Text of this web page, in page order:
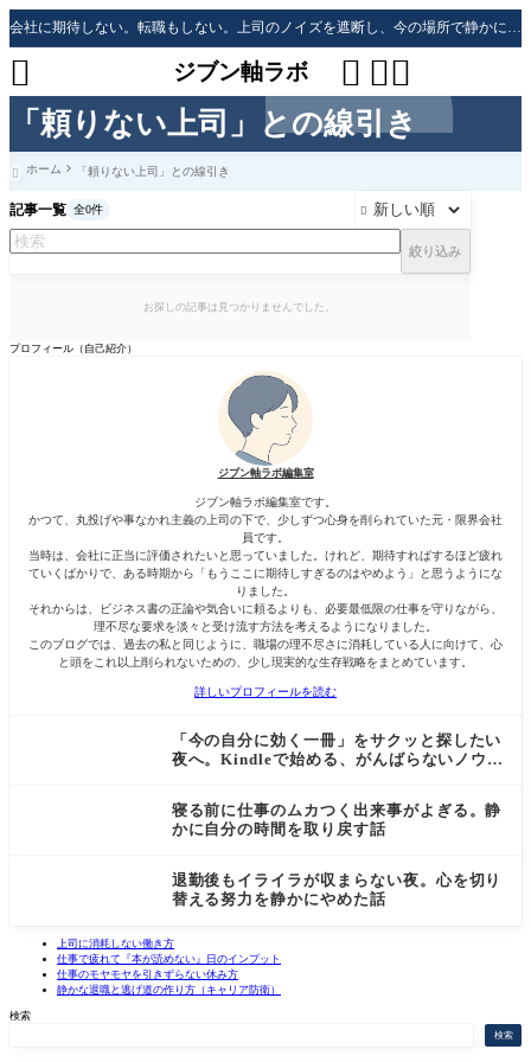
「頼りない上司」との線引き
会社に期待しない。転職もしない。上司のノイズを遮断し、今の場所で静かに生き残る「防衛戦略」
ジブン軸ラボ  

 ホーム 「頼りない上司」との線引き
記事一覧 全0件 
絞り込み
お探しの記事は見つかりませんでした。
プロフィール（自己紹介）
ジブン軸ラボ編集室
ジブン軸ラボ編集室です。
かつて、丸投げや事なかれ主義の上司の下で、少しずつ心身を削られていた元・限界会社
員です。
当時は、会社に正当に評価されたいと思っていました。けれど、期待すればするほど疲れ
ていくばかりで、ある時期から「もうここに期待しすぎるのはやめよう」と思うようにな
りました。
それからは、ビジネス書の正論や気合いに頼るよりも、必要最低限の仕事を守りながら、
理不尽な要求を淡々と受け流す方法を考えるようになりました。
このブログでは、過去の私と同じように、職場の理不尽さに消耗している人に向けて、心
と頭をこれ以上削られないための、少し現実的な生存戦略をまとめています。
詳しいプロフィールを読む
「今の自分に効く一冊」をサクッと探したい
夜へ。Kindleで始める、がんばらないノウハ
寝る前に仕事のムカつく出来事がよぎる。静
かに自分の時間を取り戻す話
退勤後もイライラが収まらない夜。心を切り
替える努力を静かにやめた話
上司に消耗しない働き方
仕事で疲れて『本が読めない』日のインプット
仕事のモヤモヤを引きずらない休み方
静かな退職と逃げ道の作り方（キャリア防衛）
検索
検索